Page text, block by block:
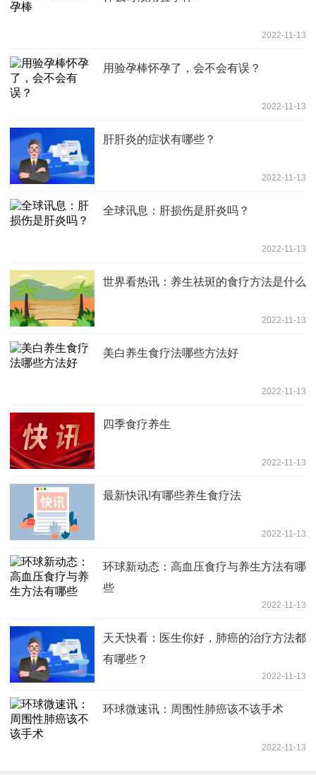
2022-11-13
用验孕棒怀孕了，会不会有误？
2022-11-13
肝肝炎的症状有哪些？
2022-11-13
全球讯息：肝损伤是肝炎吗？
2022-11-13
世界看热讯：养生祛斑的食疗方法是什么
2022-11-13
美白养生食疗法哪些方法好
2022-11-13
四季食疗养生
2022-11-13
最新快讯!有哪些养生食疗法
2022-11-13
环球新动态：高血压食疗与养生方法有哪
些
2022-11-13
天天快看：医生你好，肺癌的治疗方法都
有哪些？
2022-11-13
环球微速讯：周围性肺癌该不该手术
2022-11-13